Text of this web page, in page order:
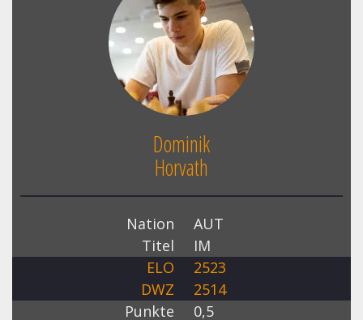
Dominik
Horvath
Nation
AUT
Titel
IM
ELO
2523
DWZ
2514
Punkte
0,5